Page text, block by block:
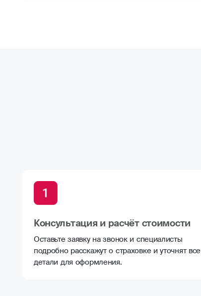
Консультация и расчёт стоимости
Оставьте заявку на звонок и специалисты
подробно расскажут о страховке и уточнят все
детали для оформления.